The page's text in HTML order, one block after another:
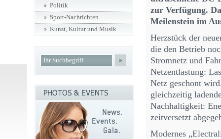
zur Verfügung.
Meilenstein im
Herzstück der
die den Betrieb
Stromnetz und
Netzentlastung:
Netz geschont
gleichzeitig
Nachhaltigkeit:
zeitversetzt
Modernes
Politik
Sport-Nachrichten
Kunst, Kultur und Musik
»